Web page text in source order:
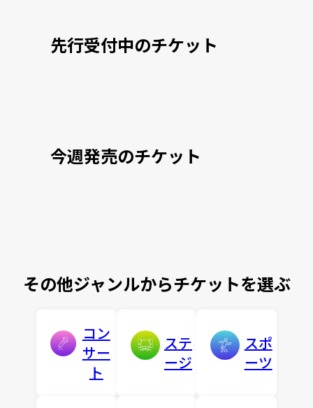
先行受付中のチケット
今週発売のチケット
その他ジャンルからチケットを選ぶ
コン
サー
ト
ステ
ージ
スポ
ーツ